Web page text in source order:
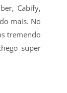
Cabify,
mais. No
tremendo
super